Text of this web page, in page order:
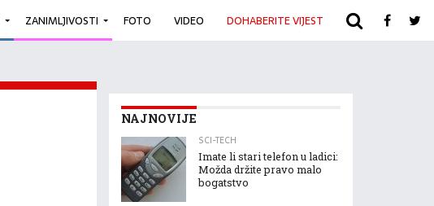
ZANIMLJIVOSTI FOTO VIDEO DOHABERITE VIJEST ARHIVA
NAJNOVIJE
SCI-TECH
Imate li stari telefon u ladici:
Možda držite pravo malo
bogatstvo